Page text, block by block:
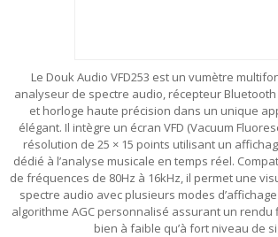
Le Douk Audio VFD253 est un vumètre
analyseur de spectre audio, récepteur
et horloge haute précision dans un unique
élégant. Il intègre un écran VFD (Vacuum
résolution de 25 × 15 points utilisant un
dédié à l’analyse musicale en temps réel.
de fréquences de 80Hz à 16kHz, il permet une
spectre audio avec plusieurs modes
algorithme AGC personnalisé assurant un rendu
bien à faible qu’à fort niveau de